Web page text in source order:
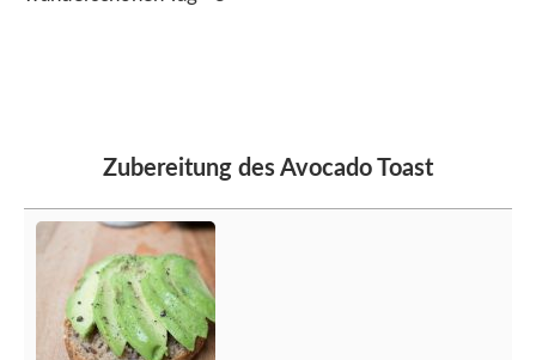
Zubereitung des Avocado Toast